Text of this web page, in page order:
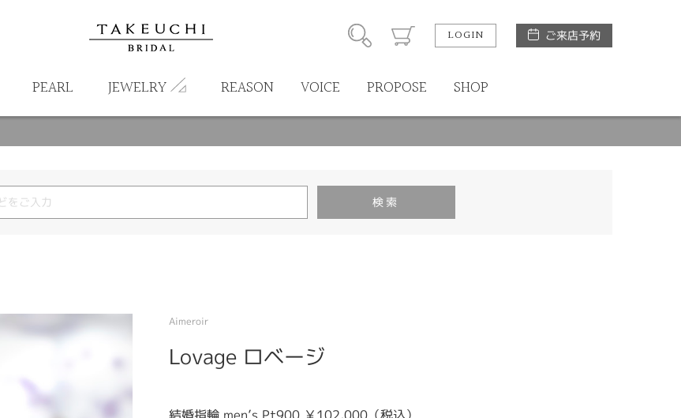
LOGIN ご来店予約
PEARL JEWELRY REASON VOICE PROPOSE SHOP
Aimeroir
Lovage ロベージ